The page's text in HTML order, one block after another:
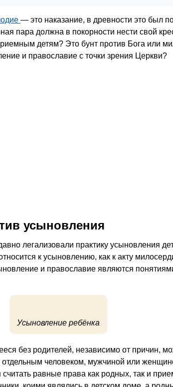
— это наказание, в древности это был
пара должна в покорности нести свой
детям? Это бунт против Бога или
и православие с точки зрения Церкви?
усыновления
легализовали практику усыновления
к усыновлению, как к акту
и православие являются
Усыновление ребёнка
без родителей, независимо от причин,
человеком, мужчиной или
считать равные права как родных, так и